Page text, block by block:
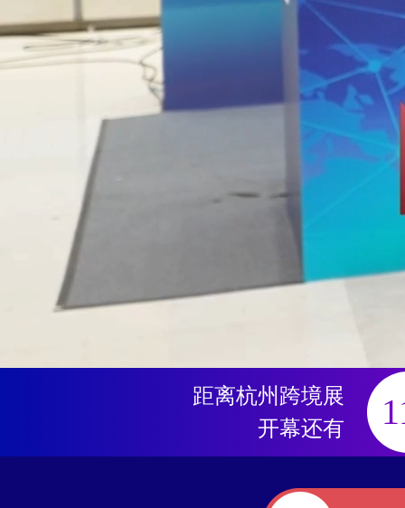
距离杭州跨境展
开幕还有